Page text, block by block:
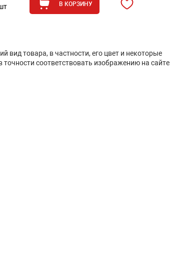
В КОРЗИНУ
вид товара, в частности, его цвет и некоторые
точности соответствовать изображению на сайте.